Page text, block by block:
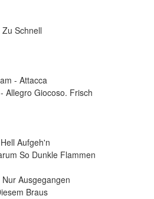
Schnell
- Attacca
Allegro Giocoso. Frisch
Aufgeh'n
So Dunkle Flammen
Ausgegangen
Braus